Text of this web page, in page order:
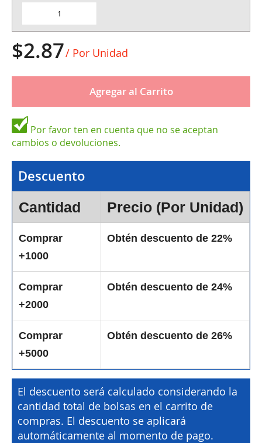
$2.87/ Por Unidad
Agregar al Carrito
Por favor ten en cuenta que no se aceptan
cambios o devoluciones.
Descuento
Cantidad Precio (Por Unidad)
Comprar
+1000
Obtén descuento de 22%
Comprar
+2000
Obtén descuento de 24%
Comprar
+5000
Obtén descuento de 26%
El descuento será calculado considerando la
cantidad total de bolsas en el carrito de
compras. El descuento se aplicará
automáticamente al momento de pago.